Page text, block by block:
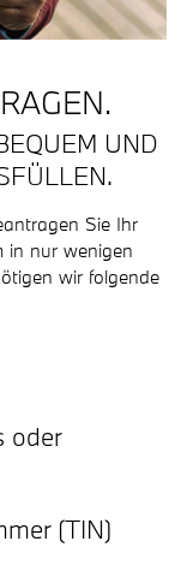
UND
Sie Ihr
in nur wenigen
wir folgende
oder
(TIN)